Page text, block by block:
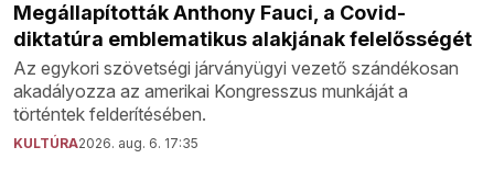
Megállapították Anthony Fauci, a Covid-
diktatúra emblematikus alakjának felelősségét
Az egykori szövetségi járványügyi vezető szándékosan
akadályozza az amerikai Kongresszus munkáját a
történtek felderítésében.
KULTÚRA2026. aug. 6. 17:35